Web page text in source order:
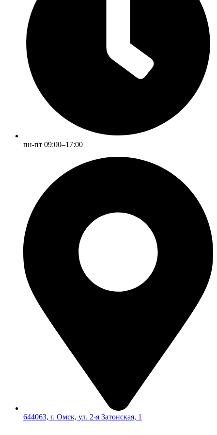
пн-пт 09:00–17:00
644063, г. Омск, ул. 2-я Затонская, 1